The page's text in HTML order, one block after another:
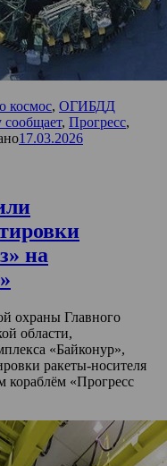
космос, ОГИБДД
, Прогресс,
17.03.2026
на
охраны Главного
области,
«Байконур»,
ракеты-носителя
кораблём «Прогресс